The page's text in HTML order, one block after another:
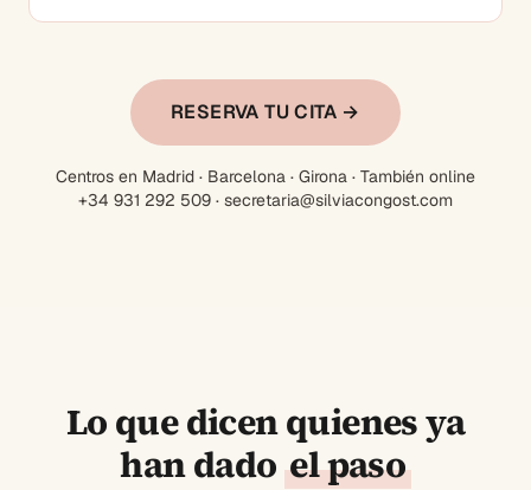
RESERVA TU CITA →
Centros en Madrid · Barcelona · Girona · También online
+34 931 292 509 · secretaria@silviacongost.com
Lo que dicen quienes ya
han dado el paso